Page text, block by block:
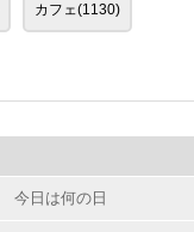
カフェ(1130)
今日は何の日